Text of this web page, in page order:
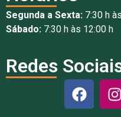
Segunda a Sexta: 7:30 h
Sábado: 7:30 h às 12:00 h
Redes